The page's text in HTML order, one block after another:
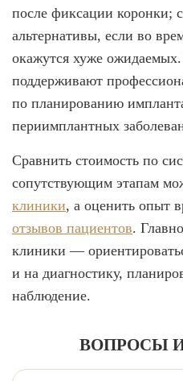
после фиксации коронки;
альтернативы, если во
окажутся хуже
поддерживают
по планированию
периимплантных
Сравнить стоимость по
сопутствующим этапам
клиники, а оценить опыт
отзывов пациентов.
клиники —
и на диагностику,
наблюдение.
ВОПРОСЫ